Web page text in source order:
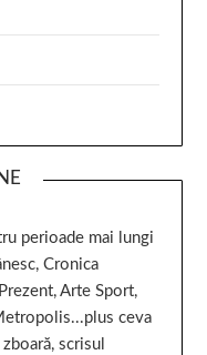
perioade mai lungi
Cronica
Arte Sport,
ceva
scrisul